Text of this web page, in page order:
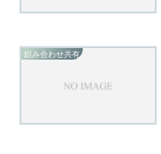
組み合わせ共有